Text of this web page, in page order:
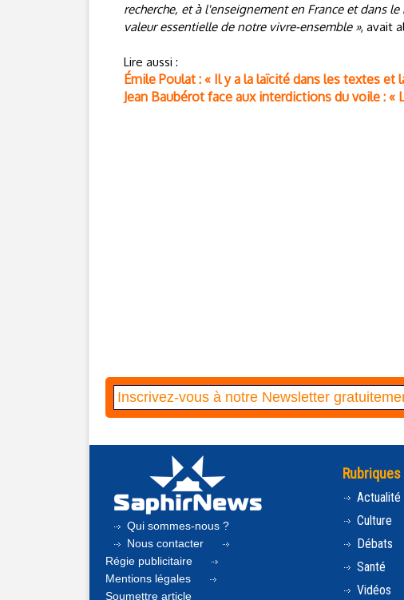
recherche, et à l'enseignement en France et dans
valeur essentielle de notre vivre-ensemble », avait
Lire aussi :
Émile Poulat : « Il y a la laïcité dans les textes et
Jean Baubérot face aux interdictions du voile : «
Qui sommes-nous ?
Nous contacter
Régie publicitaire
Mentions légales
Soumettre article
Rubriques
Actualité
Culture
Débats
Santé
Vidéos